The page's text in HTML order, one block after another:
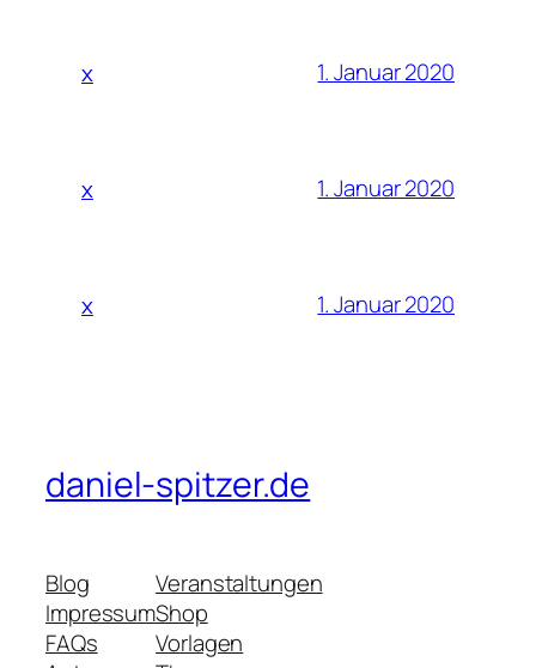
x 1. Januar 2020
x 1. Januar 2020
x 1. Januar 2020
daniel-spitzer.de
Blog
Impressum
FAQs
Veranstaltungen
Shop
Vorlagen